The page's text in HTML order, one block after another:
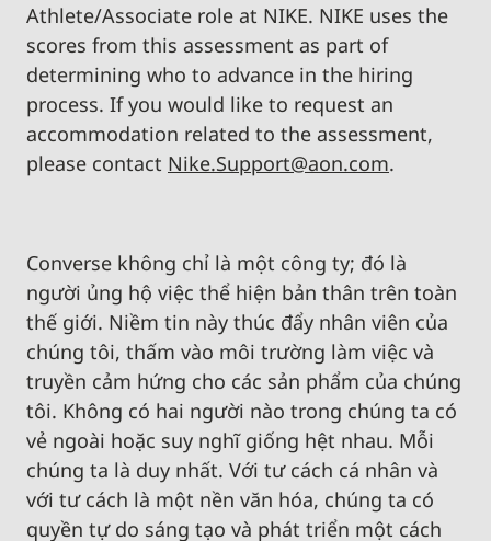
Athlete/Associate role at NIKE. NIKE uses the
scores from this assessment as part of
determining who to advance in the hiring
process. If you would like to request an
accommodation related to the assessment,
please contact Nike.Support@aon.com.
Converse không chỉ là một công ty; đó là
người ủng hộ việc thể hiện bản thân trên toàn
thế giới. Niềm tin này thúc đẩy nhân viên của
chúng tôi, thấm vào môi trường làm việc và
truyền cảm hứng cho các sản phẩm của chúng
tôi. Không có hai người nào trong chúng ta có
vẻ ngoài hoặc suy nghĩ giống hệt nhau. Mỗi
chúng ta là duy nhất. Với tư cách cá nhân và
với tư cách là một nền văn hóa, chúng ta có
quyền tự do sáng tạo và phát triển một cách